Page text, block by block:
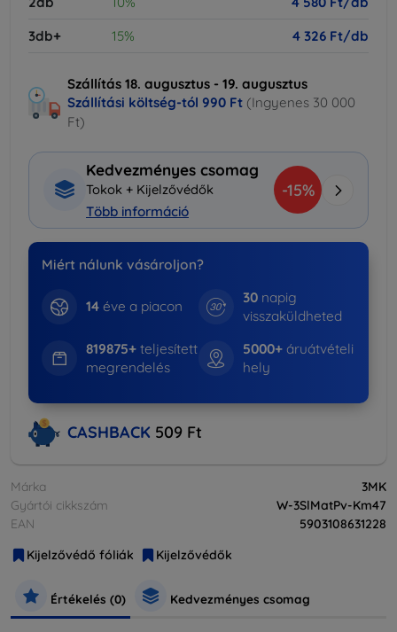
3db+
15% 4 326 Ft/db
Szállítás 18. augusztus - 19. augusztus
Szállítási költség-tól 990 Ft (Ingyenes 30 000
Ft)
Kedvezményes csomag
Tokok + Kijelzővédők
Több információ
-15%
Miért nálunk vásároljon?
14éve a piacon
30 napig
visszaküldheted
819875+teljesített
megrendelés
5000+ áruátvételi
hely
CASHBACK 509 Ft
Márka
3MK
Gyártói cikkszám
W-3SlMatPv-Km47
EAN
5903108631228
Kijelzővédő fóliák
Kijelzővédők
Értékelés (0) Kedvezményes csomag